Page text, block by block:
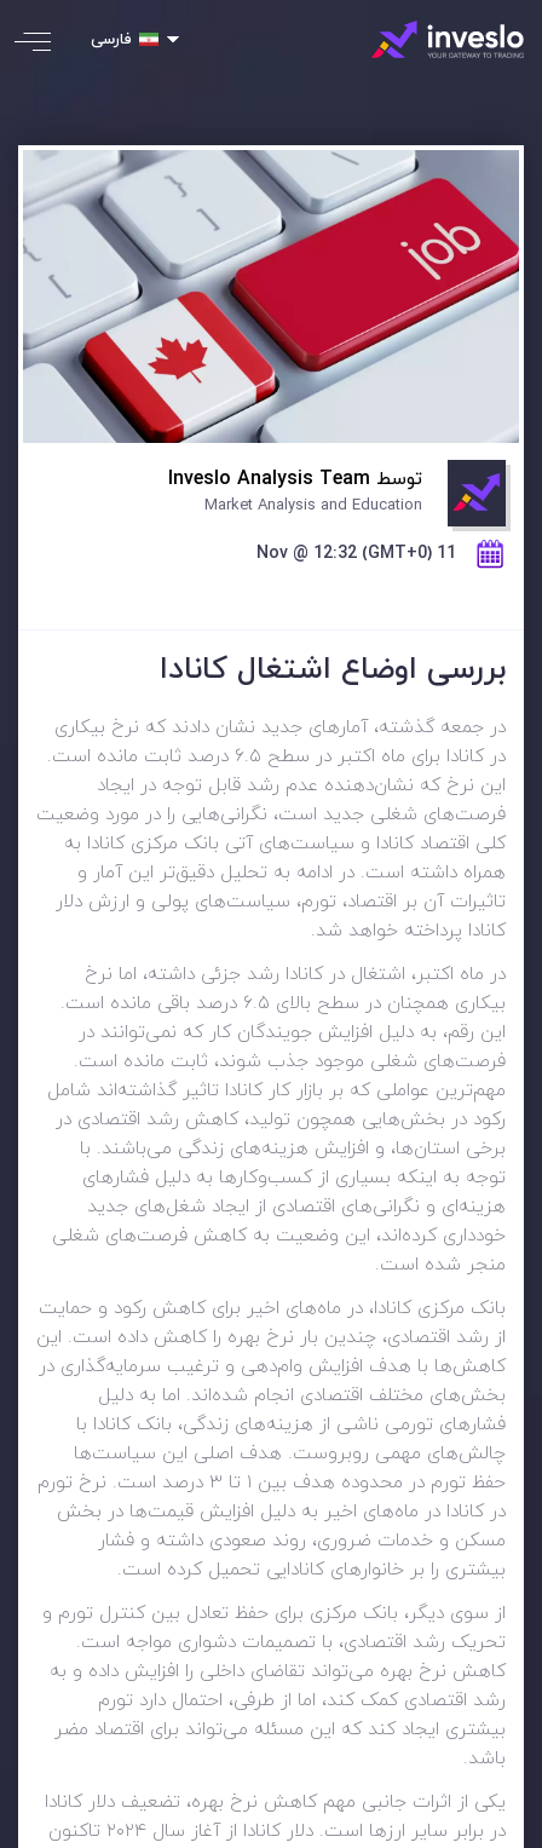
فارسی
توسط Inveslo Analysis Team
Market Analysis and Education
11 Nov @ 12:32 (GMT+0)
بررسی اوضاع اشتغال کانادا
در جمعه گذشته، آمارهای جدید نشان دادند که نرخ بیکاری
در کانادا برای ماه اکتبر در سطح ۶.۵ درصد ثابت مانده است.
این نرخ که نشان‌دهنده عدم رشد قابل توجه در ایجاد
فرصت‌های شغلی جدید است، نگرانی‌هایی را در مورد وضعیت
کلی اقتصاد کانادا و سیاست‌های آتی بانک مرکزی کانادا به
همراه داشته است. در ادامه به تحلیل دقیق‌تر این آمار و
تاثیرات آن بر اقتصاد، تورم، سیاست‌های پولی و ارزش دلار
کانادا پرداخته خواهد شد.
در ماه اکتبر، اشتغال در کانادا رشد جزئی داشته، اما نرخ
بیکاری همچنان در سطح بالای ۶.۵ درصد باقی مانده است.
این رقم، به دلیل افزایش جویندگان کار که نمی‌توانند در
فرصت‌های شغلی موجود جذب شوند، ثابت مانده است.
مهم‌ترین عواملی که بر بازار کار کانادا تاثیر گذاشته‌اند شامل
رکود در بخش‌هایی همچون تولید، کاهش رشد اقتصادی در
برخی استان‌ها، و افزایش هزینه‌های زندگی می‌باشند. با
توجه به اینکه بسیاری از کسب‌وکارها به دلیل فشارهای
هزینه‌ای و نگرانی‌های اقتصادی از ایجاد شغل‌های جدید
خودداری کرده‌اند، این وضعیت به کاهش فرصت‌های شغلی
منجر شده است.
بانک مرکزی کانادا، در ماه‌های اخیر برای کاهش رکود و حمایت
از رشد اقتصادی، چندین بار نرخ بهره را کاهش داده است. این
کاهش‌ها با هدف افزایش وام‌دهی و ترغیب سرمایه‌گذاری در
بخش‌های مختلف اقتصادی انجام شده‌اند. اما به دلیل
فشارهای تورمی ناشی از هزینه‌های زندگی، بانک کانادا با
چالش‌های مهمی روبروست. هدف اصلی این سیاست‌ها
حفظ تورم در محدوده هدف بین ۱ تا ۳ درصد است. نرخ تورم
در کانادا در ماه‌های اخیر به دلیل افزایش قیمت‌ها در بخش
مسکن و خدمات ضروری، روند صعودی داشته و فشار
بیشتری را بر خانوارهای کانادایی تحمیل کرده است.
از سوی دیگر، بانک مرکزی برای حفظ تعادل بین کنترل تورم و
تحریک رشد اقتصادی، با تصمیمات دشواری مواجه است.
کاهش نرخ بهره می‌تواند تقاضای داخلی را افزایش داده و به
رشد اقتصادی کمک کند، اما از طرفی، احتمال دارد تورم
بیشتری ایجاد کند که این مسئله می‌تواند برای اقتصاد مضر
باشد.
یکی از اثرات جانبی مهم کاهش نرخ بهره، تضعیف دلار کانادا
در برابر سایر ارزها است. دلار کانادا از آغاز سال ۲۰۲۴ تاکنون